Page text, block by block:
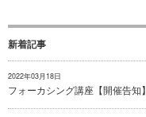
新着記事
2022年03月18日
フォーカシング講座【開催告知】